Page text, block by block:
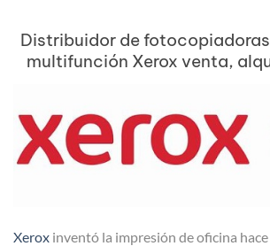
Distribuidor de
multifunción Xerox venta,
Xerox inventó la impresión de oficina hace